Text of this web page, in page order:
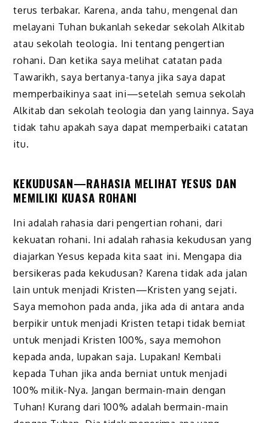
terus terbakar. Karena, anda tahu, mengenal dan
melayani Tuhan bukanlah sekedar sekolah Alkitab
atau sekolah teologia. Ini tentang pengertian
rohani. Dan ketika saya melihat catatan pada
Tawarikh, saya bertanya-tanya jika saya dapat
memperbaikinya saat ini—setelah semua sekolah
Alkitab dan sekolah teologia dan yang lainnya. Saya
tidak tahu apakah saya dapat memperbaiki catatan
itu.
KEKUDUSAN—RAHASIA MELIHAT YESUS DAN
MEMILIKI KUASA ROHANI
Ini adalah rahasia dari pengertian rohani, dari
kekuatan rohani. Ini adalah rahasia kekudusan yang
diajarkan Yesus kepada kita saat ini. Mengapa dia
bersikeras pada kekudusan? Karena tidak ada jalan
lain untuk menjadi Kristen—Kristen yang sejati.
Saya memohon pada anda, jika ada di antara anda
berpikir untuk menjadi Kristen tetapi tidak berniat
untuk menjadi Kristen 100%, saya memohon
kepada anda, lupakan saja. Lupakan! Kembali
kepada Tuhan jika anda berniat untuk menjadi
100% milik-Nya. Jangan bermain-main dengan
Tuhan! Kurang dari 100% adalah bermain-main